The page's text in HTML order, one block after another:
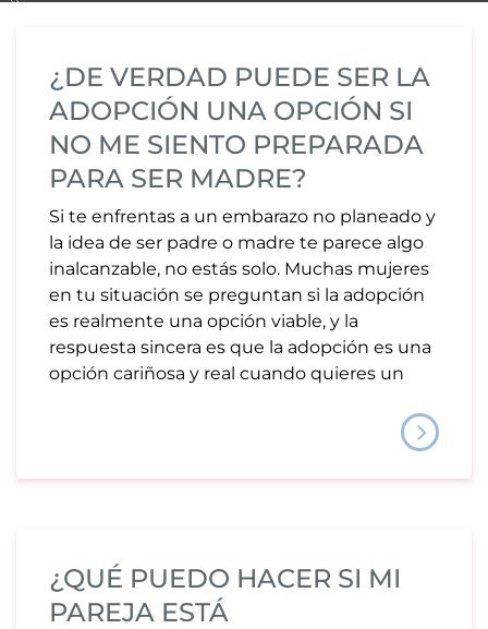
¿DE VERDAD PUEDE SER LA
ADOPCIÓN UNA OPCIÓN SI
NO ME SIENTO PREPARADA
PARA SER MADRE?
Si te enfrentas a un embarazo no planeado y
la idea de ser padre o madre te parece algo
inalcanzable, no estás solo. Muchas mujeres
en tu situación se preguntan si la adopción
es realmente una opción viable, y la
respuesta sincera es que la adopción es una
opción cariñosa y real cuando quieres un
¿QUÉ PUEDO HACER SI MI
PAREJA ESTÁ